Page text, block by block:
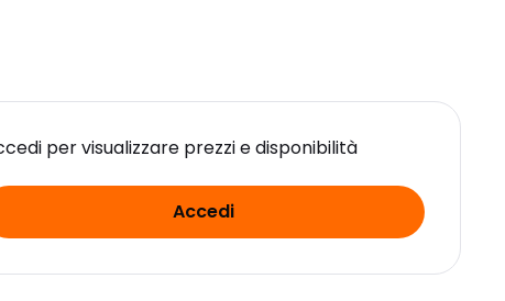
per visualizzare prezzi e disponibilità
Accedi